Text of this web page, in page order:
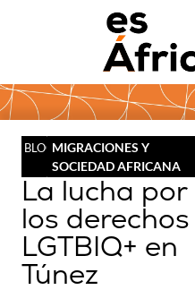
BLOGMIGRACIONES Y
SOCIEDAD AFRICANA
La lucha por
los derechos
LGTBIQ+ en
Túnez